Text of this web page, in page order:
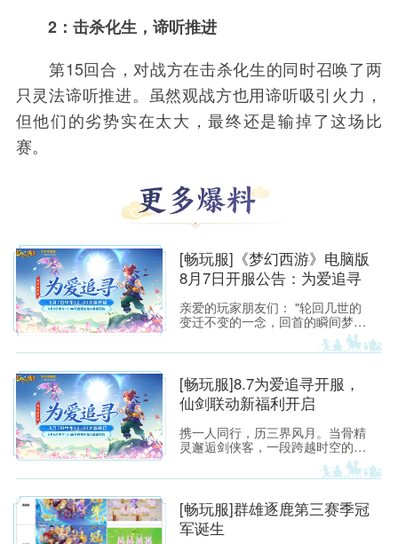
2：击杀化生，谛听推进
第15回合，对战方在击杀化生的同时召唤了两
只灵法谛听推进。虽然观战方也用谛听吸引火力，
但他们的劣势实在太大，最终还是输掉了这场比
赛。
[畅玩服]《梦幻西游》电脑版
8月7日开服公告：为爱追寻
亲爱的玩家朋友们： "轮回几世的
变迁不变的一念，回首的瞬间梦醒
融化如雪，盛开为你埋葬的誓
言"——当这首熟悉的旋律响起，每
烟火中的少侠，心头都会泛起阵阵
涟漪。那一瞬的悸动，是我们在锦
瑟年华中与梦幻相遇的美好，也是
响。
[畅玩服]8.7为爱追寻开服，
仙剑联动新福利开启
携一人同行，历三界风月。当骨精
灵邂逅剑侠客，一段跨越时空的浪
[畅玩服]群雄逐鹿第三赛季冠
军诞生